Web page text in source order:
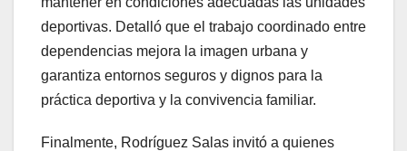
deportivas. Detalló que el trabajo coordinado entre
dependencias mejora la imagen urbana y
garantiza entornos seguros y dignos para la
práctica deportiva y la convivencia familiar.
Finalmente, Rodríguez Salas invitó a quienes